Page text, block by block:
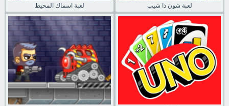
لعبة اسماك المحيط لعبة شون ذا شيب